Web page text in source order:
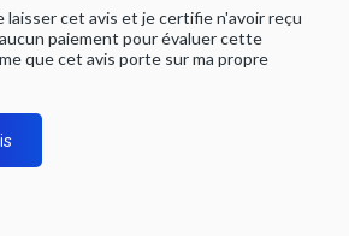
laisser cet avis et je certifie n'avoir reçu
paiement pour évaluer cette
que cet avis porte sur ma propre